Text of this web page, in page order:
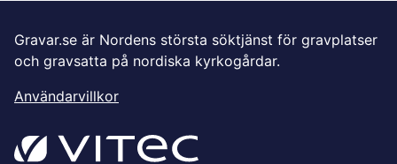
Gravar.se är Nordens största söktjänst för gravplatser
och gravsatta på nordiska kyrkogårdar.
Användarvillkor